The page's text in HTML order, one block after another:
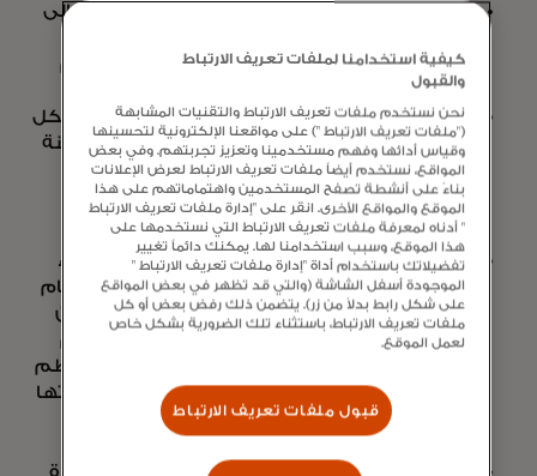
تؤدي المدفوعات المتأخرة أو الفاشلة عبر الحدود إلى
المستهلكين. 76% لم يتمكنوا من إعالة أنفسهم
بطريقة ما نتيجة الدفع المتأخر/الفاشل.
أصبحت الشركات الصغيرة والمتوسطة عالمية بشكل
متزايد، مما يعزز الحاجة إلى حلول دفع سريعة وآمنة
عبر الحدود.
تقوم 50٪ من الشركات الصغيرة والمتوسطة بإجراء
المزيد من الأعمال على المستوى الدولي مقارنة بعام
2021. ونتيجة لذلك، يعتزم 65% الاستعانة بمزيد من
الموردين والشركاء والعاملين على مستوى العالم
لجعل العمليات التجارية أكثر قوة. كما تعمل معظم
الشركات الصغيرة والمتوسطة على زيادة استثماراتها
في التقنيات الرقمية للبقاء والنمو في الظروف
يظل أمان البيانات مطلبًا رئيسيًا للشركات الصغيرة
كيفية استخدامنا لملفات تعريف الارتباط
والقبول
نحن نستخدم ملفات تعريف الارتباط والتقنيات المشابهة
("ملفات تعريف الارتباط ") على مواقعنا الإلكترونية لتحسينها
وقياس أدائها وفهم مستخدمينا وتعزيز تجربتهم. وفي بعض
المواقع، نستخدم أيضاً ملفات تعريف الارتباط لعرض الإعلانات
بناءً على أنشطة تصفح المستخدمين واهتماماتهم على هذا
الموقع والمواقع الأخرى. انقر على "إدارة ملفات تعريف الارتباط
" أدناه لمعرفة ملفات تعريف الارتباط التي نستخدمها على
هذا الموقع، وسبب استخدامنا لها. يمكنك دائماً تغيير
تفضيلاتك باستخدام أداة "إدارة ملفات تعريف الارتباط "
الموجودة أسفل الشاشة (والتي قد تظهر في بعض المواقع
على شكل رابط بدلاً من زر). يتضمن ذلك رفض بعض أو كل
ملفات تعريف الارتباط، باستثناء تلك الضرورية بشكل خاص
لعمل الموقع.
قبول ملفات تعريف الارتباط